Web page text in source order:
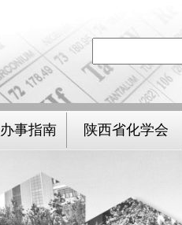
办事指南 陕西省化学会